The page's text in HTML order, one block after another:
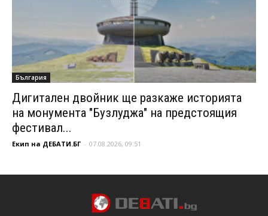
България
Дигитален двойник ще разкаже историята
на монумента "Бузлуджа" на предстоящия
фестивал...
Екип на ДЕБАТИ.БГ - 07.08.2026, 09:51